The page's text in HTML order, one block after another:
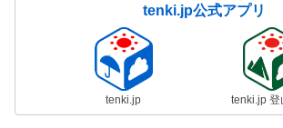
tenki.jp公式アプリ
tenki.jp tenki.jp 登